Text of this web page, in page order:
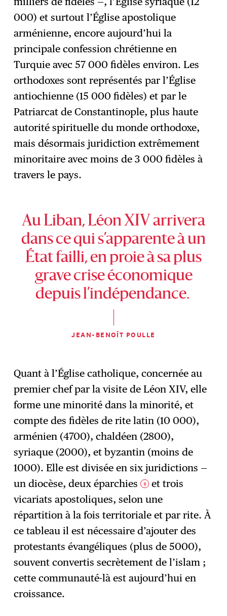
000) et surtout l’Église apostolique
arménienne, encore aujourd’hui la
principale confession chrétienne en
Turquie avec 57 000 fidèles environ. Les
orthodoxes sont représentés par l’Église
antiochienne (15 000 fidèles) et par le
Patriarcat de Constantinople, plus haute
autorité spirituelle du monde orthodoxe,
mais désormais juridiction extrêmement
minoritaire avec moins de 3 000 fidèles à
travers le pays.
Au Liban, Léon XIV arrivera
dans ce qui s’apparente à un
État failli, en proie à sa plus
grave crise économique
depuis l’indépendance.
JEAN-BENOÎT POULLE
Quant à l’Église catholique, concernée au
premier chef par la visite de Léon XIV, elle
forme une minorité dans la minorité, et
compte des fidèles de rite latin (10 000),
arménien (4700), chaldéen (2800),
syriaque (2000), et byzantin (moins de
1000). Elle est divisée en six juridictions —
un diocèse, deux éparchies 6
et trois
vicariats apostoliques, selon une
répartition à la fois territoriale et par rite. À
ce tableau il est nécessaire d’ajouter des
protestants évangéliques (plus de 5000),
souvent convertis secrètement de l’islam ;
cette communauté-là est aujourd’hui en
croissance.